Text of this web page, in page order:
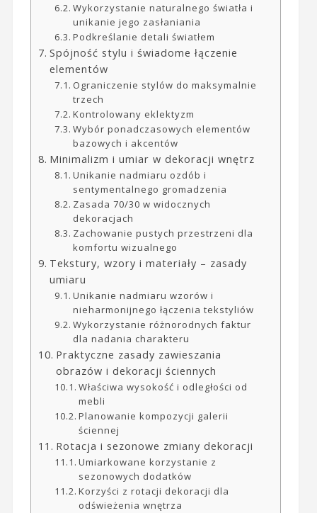
Wykorzystanie naturalnego światła i
unikanie jego zasłaniania
Podkreślanie detali światłem
Spójność stylu i świadome łączenie
elementów
Ograniczenie stylów do maksymalnie
trzech
Kontrolowany eklektyzm
Wybór ponadczasowych elementów
bazowych i akcentów
Minimalizm i umiar w dekoracji wnętrz
Unikanie nadmiaru ozdób i
sentymentalnego gromadzenia
Zasada 70/30 w widocznych
dekoracjach
Zachowanie pustych przestrzeni dla
komfortu wizualnego
Tekstury, wzory i materiały – zasady
umiaru
Unikanie nadmiaru wzorów i
nieharmonijnego łączenia tekstyliów
Wykorzystanie różnorodnych faktur
dla nadania charakteru
Praktyczne zasady zawieszania
obrazów i dekoracji ściennych
Właściwa wysokość i odległości od
mebli
Planowanie kompozycji galerii
ściennej
Rotacja i sezonowe zmiany dekoracji
Umiarkowane korzystanie z
sezonowych dodatków
Korzyści z rotacji dekoracji dla
odświeżenia wnętrza